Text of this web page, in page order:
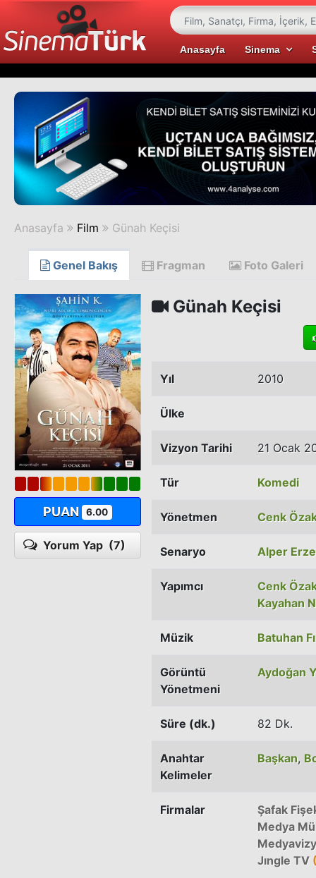
Anasayfa Sinema
Anasayfa Film Günah Keçisi
Genel Bakış Fragman Foto Galeri
PUAN 6.00
Yorum Yap (7)
Günah Keçisi
Yıl 2010
Ülke
Vizyon Tarihi 21 Ocak
Tür Komedi
Yönetmen Cenk
Senaryo Alper Erze
Yapımcı
Cenk
Kayahan
Müzik Batuhan
Görüntü
Yönetmeni
Aydoğan
Süre (dk.) 82 Dk.
Anahtar
Kelimeler
Başkan,
Firmalar
Şafak
Medya
Jıngle TV